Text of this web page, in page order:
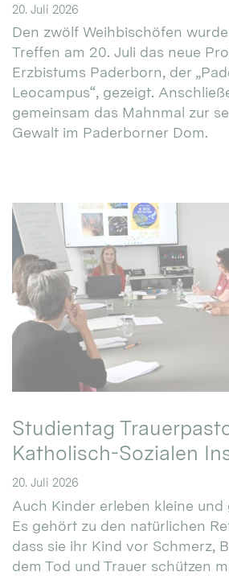
20. Juli 2026
Den zwölf Weihbischöfen
Treffen am 20. Juli das neue
Erzbistums Paderborn, der
Leocampus“, gezeigt.
gemeinsam das Mahnmal zur
Gewalt im Paderborner Dom.
Studientag
Katholisch-Sozialen
20. Juli 2026
Auch Kinder erleben kleine
Es gehört zu den natürlichen
dass sie ihr Kind vor Schmerz,
dem Tod und Trauer schützen